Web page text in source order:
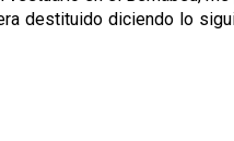
destituido diciendo lo